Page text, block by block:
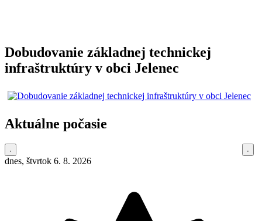
Dobudovanie základnej technickej
infraštruktúry v obci Jelenec
Aktuálne počasie
dnes, štvrtok 6. 8. 2026